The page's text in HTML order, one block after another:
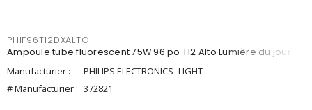
PHIF96T12DXALTO
Ampoule tube fluorescent 75W 96 po T12 Alto Lumière du jour
Manufacturier :
PHILIPS ELECTRONICS -LIGHT
# Manufacturier : 372821